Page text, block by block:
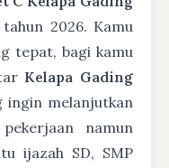
2026. Kamu
tepat, bagi kamu
Kelapa Gading
ingin melanjutkan
namun
ijazah SD, SMP